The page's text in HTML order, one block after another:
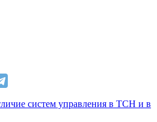
систем управления в ТСН и в